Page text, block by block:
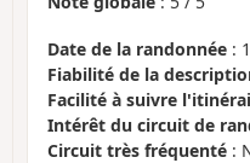
Date de la randonnée :
Fiabilité de la
Facilité à suivre
Intérêt du circuit de
Circuit très fréquenté :